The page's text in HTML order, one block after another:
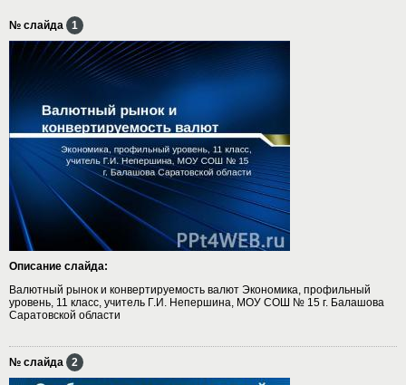
№ слайда 1
Описание слайда:
Валютный рынок и конвертируемость валют Экономика, профильный
уровень, 11 класс, учитель Г.И. Непершина, МОУ СОШ № 15 г. Балашова
Саратовской области
№ слайда 2